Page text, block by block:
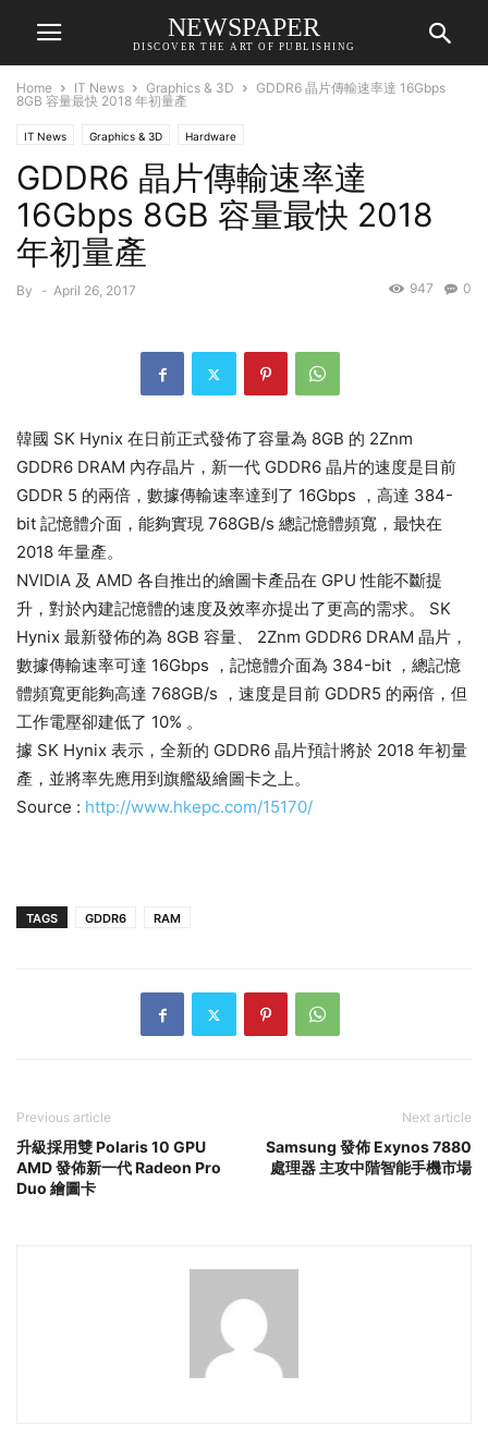
NEWSPAPER
DISCOVER THE ART OF PUBLISHING
Home IT News Graphics & 3D
GDDR6 晶片傳輸速率達 16Gbps
8GB 容量最快 2018 年初量產
IT News Graphics & 3D Hardware
GDDR6 晶片傳輸速率達
16Gbps 8GB 容量最快 2018
年初量產
By - April 26, 2017 0
947
韓國 SK Hynix 在日前正式發佈了容量為 8GB 的 2Znm
GDDR6 DRAM 內存晶片，新一代 GDDR6 晶片的速度是目前
GDDR 5 的兩倍，數據傳輸速率達到了 16Gbps ，高達 384-
bit 記憶體介面，能夠實現 768GB/s 總記憶體頻寬，最快在
2018 年量產。
NVIDIA 及 AMD 各自推出的繪圖卡產品在 GPU 性能不斷提
升，對於內建記憶體的速度及效率亦提出了更高的需求。 SK
Hynix 最新發佈的為 8GB 容量、 2Znm GDDR6 DRAM 晶片，
數據傳輸速率可達 16Gbps ，記憶體介面為 384-bit ，總記憶
體頻寬更能夠高達 768GB/s ，速度是目前 GDDR5 的兩倍，但
工作電壓卻建低了 10% 。
據 SK Hynix 表示，全新的 GDDR6 晶片預計將於 2018 年初量
產，並將率先應用到旗艦級繪圖卡之上。
Source : http://www.hkepc.com/15170/
TAGS GDDR6 RAM
Previous article
升級採用雙 Polaris 10 GPU
AMD 發佈新一代 Radeon Pro
Duo 繪圖卡
Next article
Samsung 發佈 Exynos 7880
處理器 主攻中階智能手機市場